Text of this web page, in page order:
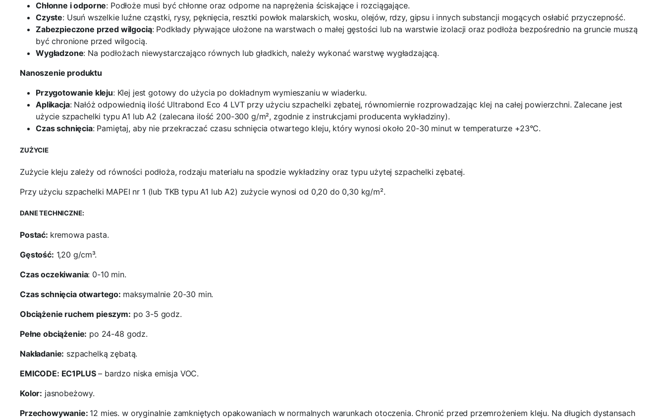
Chłonne i odporne: Podłoże musi być chłonne oraz odporne na naprężenia ściskające i rozciągające.
Czyste: Usuń wszelkie luźne cząstki, rysy, pęknięcia, resztki powłok malarskich, wosku, olejów, rdzy, gipsu i innych substancji mogących osłabić przyczepność.
Zabezpieczone przed wilgocią: Podkłady pływające ułożone na warstwach o małej gęstości lub na warstwie izolacji oraz podłoża bezpośrednio na gruncie muszą
być chronione przed wilgocią.
Wygładzone: Na podłożach niewystarczająco równych lub gładkich, należy wykonać warstwę wygładzającą.
Nanoszenie produktu
Przygotowanie kleju: Klej jest gotowy do użycia po dokładnym wymieszaniu w wiaderku.
Aplikacja: Nałóż odpowiednią ilość Ultrabond Eco 4 LVT przy użyciu szpachelki zębatej, równomiernie rozprowadzając klej na całej powierzchni. Zalecane jest
użycie szpachelki typu A1 lub A2 (zalecana ilość 200-300 g/m², zgodnie z instrukcjami producenta wykładziny).
Czas schnięcia: Pamiętaj, aby nie przekraczać czasu schnięcia otwartego kleju, który wynosi około 20-30 minut w temperaturze +23°C.
ZUŻYCIE
Zużycie kleju zależy od równości podłoża, rodzaju materiału na spodzie wykładziny oraz typu użytej szpachelki zębatej.
Przy użyciu szpachelki MAPEI nr 1 (lub TKB typu A1 lub A2) zużycie wynosi od 0,20 do 0,30 kg/m².
DANE TECHNICZNE:
Postać: kremowa pasta.
Gęstość: 1,20 g/cm³.
Czas oczekiwania: 0-10 min.
Czas schnięcia otwartego: maksymalnie 20-30 min.
Obciążenie ruchem pieszym: po 3-5 godz.
Pełne obciążenie: po 24-48 godz.
Nakładanie: szpachelką zębatą.
EMICODE: EC1PLUS– bardzo niska emisja VOC.
Kolor: jasnobeżowy.
Przechowywanie: 12 mies. w oryginalnie zamkniętych opakowaniach w normalnych warunkach otoczenia. Chronić przed przemrożeniem kleju. Na długich dystansach